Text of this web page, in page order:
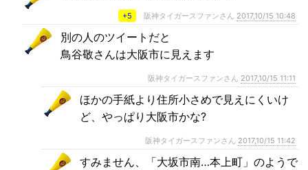
+5 阪神タイガースファンさん 2017,10/15 10:48
別の人のツイートだと
鳥谷敬さんは大阪市に見えます
阪神タイガースファンさん 2017,10/15 11:11
ほかの手紙より住所小さめで見えにくいけ
ど、やっぱり大阪市かな?
阪神タイガースファンさん 2017,10/15 11:42
すみません、「大坂市南…本上町」のようで